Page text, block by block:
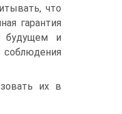
что
гарантия
будущем и
их в